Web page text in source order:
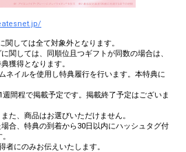
関しては全て対象外となります。
関しては、同順位且つギフトが同数の場合は、
獲得となります。
ネイルを使用し特典履行を行います。本特典に
週間程で掲載予定です。掲載終了予定はございま
た、商品はお選びいただけません。
合、特典の到着から30日以内にハッシュタグ付
者にのみお伝えいたします。